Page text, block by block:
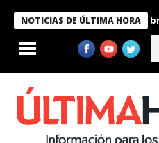
NOTICIAS DE ÚLTIMA HORA
Bukele condecora a miembros